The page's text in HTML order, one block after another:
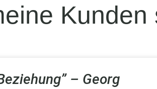
Kunden
– Georg